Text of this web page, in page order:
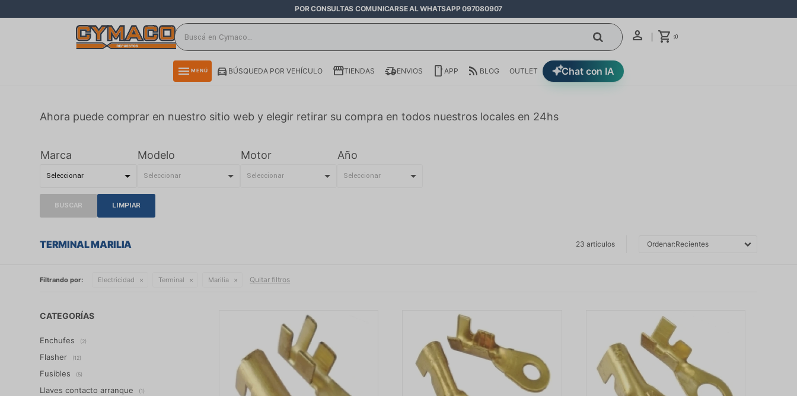
POR CONSULTAS COMUNICARSE AL WHATSAPP 097080907
$0
menu MENÚ Chat con IA
BÚSQUEDA POR VEHÍCULO TIENDAS ENVIOS APP BLOG OUTLET
Ahora puede comprar en nuestro sitio web y elegir retirar su compra en todos nuestros locales en 24hs
Marca Modelo Motor Año
BUSCAR LIMPIAR
TERMINAL MARILIA 23 artículos Recientes
Filtrando por: Electricidad Terminal Marilia Quitar filtros
CATEGORÍAS
Enchufes (2)
Flasher (12)
Fusibles (5)
Llaves contacto arranque (1)
close
directions_car
smartphone